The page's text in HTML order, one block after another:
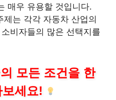
매우 유용할 것입니다.
제는 각각 자동차 산업의
비자들의 많은 선택지를
모든 조건을 한
세요!